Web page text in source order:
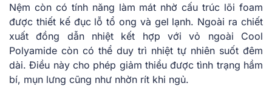
Nệm còn có tính năng làm mát nhờ cấu trúc lõi foam
được thiết kế đục lỗ tổ ong và gel lạnh. Ngoài ra chiết
xuất đồng dẫn nhiệt kết hợp với vỏ ngoài Cool
Polyamide còn có thể duy trì nhiệt tự nhiên suốt đêm
dài. Điều này cho phép giảm thiểu được tình trạng hầm
bí, mụn lưng cũng như nhờn rít khi ngủ.